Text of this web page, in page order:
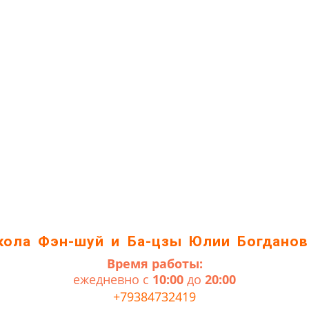
Фэн-шуй и Ба-цзы Юлии
Время работы:
ежедневно с 10:00 до 20:00
+79384732419